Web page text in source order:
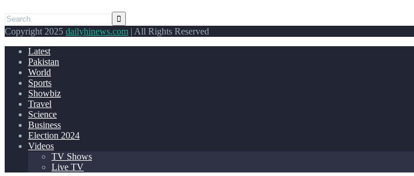
Copyright 2025 dailyhinews.com | All Rights Reserved
Latest
Pakistan
World
Sports
Showbiz
Travel
Science
Business
Election 2024
Videos
TV Shows
Live TV